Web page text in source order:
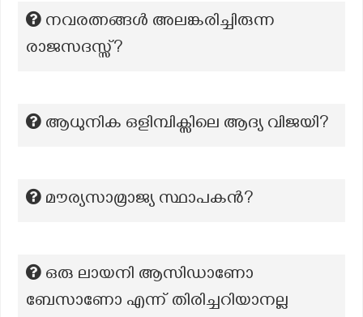
നവരത്നങ്ങൾ അലങ്കരിച്ചിരുന്ന
രാജസദസ്സ്?
ആധുനിക ഒളിമ്പിക്സിലെ ആദ്യ വിജയി?
മൗര്യസാമ്രാജ്യ സ്ഥാപകന്‍?
ഒരു ലായനി ആസിഡാണോ
ബേസാണോ എന്ന് തിരിച്ചറിയാനല്ല